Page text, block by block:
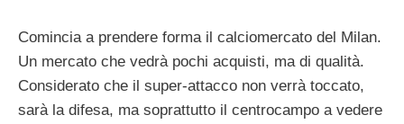
Comincia a prendere forma il calciomercato del Milan.
Un mercato che vedrà pochi acquisti, ma di qualità.
Considerato che il super-attacco non verrà toccato,
sarà la difesa, ma soprattutto il centrocampo a vedere